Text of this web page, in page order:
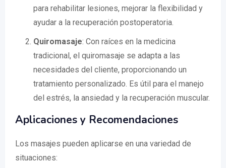
para rehabilitar lesiones, mejorar la flexibilidad y
ayudar a la recuperación postoperatoria.
Quiromasaje: Con raíces en la medicina
tradicional, el quiromasaje se adapta a las
necesidades del cliente, proporcionando un
tratamiento personalizado. Es útil para el manejo
del estrés, la ansiedad y la recuperación muscular.
Aplicaciones y Recomendaciones
Los masajes pueden aplicarse en una variedad de
situaciones: